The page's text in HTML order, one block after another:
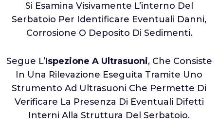
Si Esamina Visivamente L’interno Del
Serbatoio Per Identificare Eventuali Danni,
Corrosione O Deposito Di Sedimenti.
Segue L’Ispezione A Ultrasuoni, Che Consiste
In Una Rilevazione Eseguita Tramite Uno
Strumento Ad Ultrasuoni Che Permette Di
Verificare La Presenza Di Eventuali Difetti
Interni Alla Struttura Del Serbatoio.